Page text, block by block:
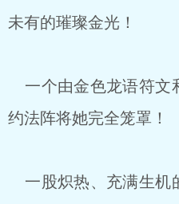
未有的璀璨金光！
一个由金色龙语符文
约法阵将她完全笼罩！
一股炽热、充满生机